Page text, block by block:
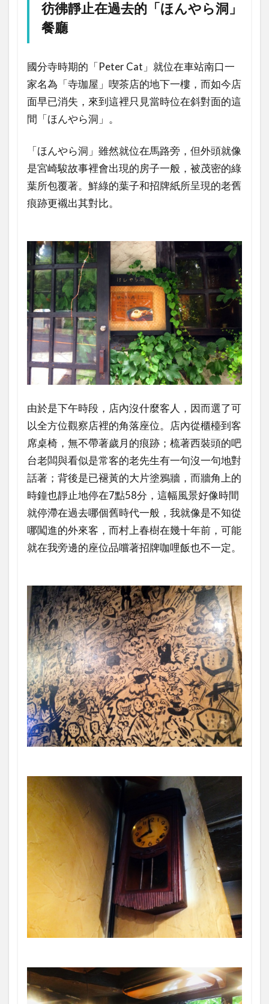
彷彿靜止在過去的「ほんやら洞」
餐廳
國分寺時期的「Peter Cat」就位在車站南口一
家名為「寺珈屋」喫茶店的地下一樓，而如今店
面早已消失，來到這裡只見當時位在斜對面的這
間「ほんやら洞」。
「ほんやら洞」雖然就位在馬路旁，但外頭就像
是宮崎駿故事裡會出現的房子一般，被茂密的綠
葉所包覆著。鮮綠的葉子和招牌紙所呈現的老舊
痕跡更襯出其對比。
由於是下午時段，店內沒什麼客人，因而選了可
以全方位觀察店裡的角落座位。店內從櫃檯到客
席桌椅，無不帶著歲月的痕跡；梳著西裝頭的吧
台老闆與看似是常客的老先生有一句沒一句地對
話著；背後是已褪黃的大片塗鴉牆，而牆角上的
時鐘也靜止地停在7點58分，這幅風景好像時間
就停滯在過去哪個舊時代一般，我就像是不知從
哪闖進的外來客，而村上春樹在幾十年前，可能
就在我旁邊的座位品嚐著招牌咖哩飯也不一定。